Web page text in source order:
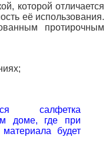
которой отличается
её использования.
протирочным
салфетка
доме, где при
будет